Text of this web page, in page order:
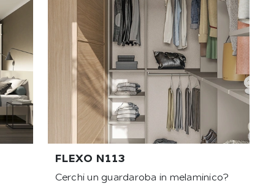
FLEXO N113
Cerchi un guardaroba in melaminico?